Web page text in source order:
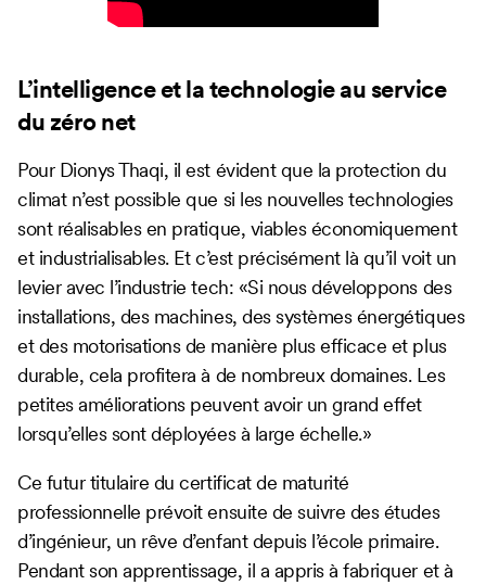
L’intelligence et la technologie au service
du zéro net
Pour Dionys Thaqi, il est évident que la protection du
climat n’est possible que si les nouvelles technologies
sont réalisables en pratique, viables économiquement
et industrialisables. Et c’est précisément là qu’il voit un
levier avec l’industrie tech: «Si nous développons des
installations, des machines, des systèmes énergétiques
et des motorisations de manière plus efficace et plus
durable, cela profitera à de nombreux domaines. Les
petites améliorations peuvent avoir un grand effet
lorsqu’elles sont déployées à large échelle.»
Ce futur titulaire du certificat de maturité
professionnelle prévoit ensuite de suivre des études
d’ingénieur, un rêve d’enfant depuis l’école primaire.
Pendant son apprentissage, il a appris à fabriquer et à